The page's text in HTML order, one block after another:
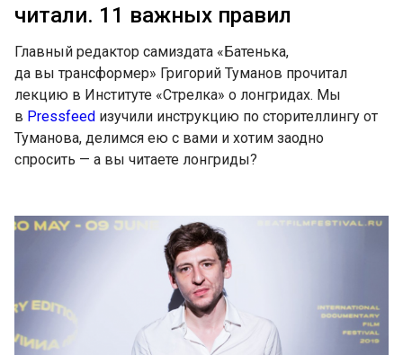
читали. 11 важных правил
Главный редактор самиздата «Батенька,
да вы трансформер» Григорий Туманов прочитал
лекцию в Институте «Стрелка» о лонгридах. Мы
в Pressfeed изучили инструкцию по сторителлингу от
Туманова, делимся ею с вами и хотим заодно
спросить — а вы читаете лонгриды?